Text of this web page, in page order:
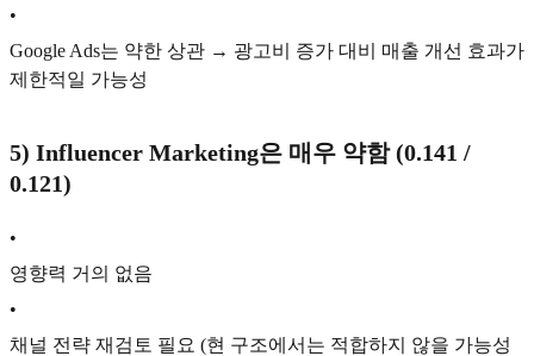
•
Google Ads는 약한 상관 → 광고비 증가 대비 매출 개선 효과가
제한적일 가능성
5) Influencer Marketing은 매우 약함 (0.141 /
0.121)
•
영향력 거의 없음
•
채널 전략 재검토 필요 (현 구조에서는 적합하지 않을 가능성